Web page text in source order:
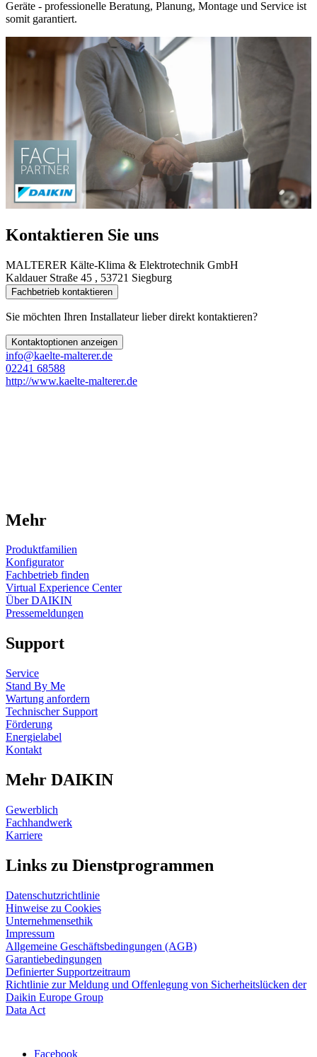
Geräte - professionelle Beratung, Planung, Montage und Service ist
somit garantiert.
Kontaktieren Sie uns
MALTERER Kälte-Klima & Elektrotechnik GmbH
Kaldauer Straße 45 , 53721 Siegburg
Fachbetrieb kontaktieren
Sie möchten Ihren Installateur lieber direkt kontaktieren?
Kontaktoptionen anzeigen
info@kaelte-malterer.de
02241 68588
http://www.kaelte-malterer.de
Mehr
Produktfamilien
Konfigurator
Fachbetrieb finden
Virtual Experience Center
Über DAIKIN
Pressemeldungen
Support
Service
Stand By Me
Wartung anfordern
Technischer Support
Förderung
Energielabel
Kontakt
Mehr DAIKIN
Gewerblich
Fachhandwerk
Karriere
Links zu Dienstprogrammen
Datenschutzrichtlinie
Hinweise zu Cookies
Unternehmensethik
Impressum
Allgemeine Geschäftsbedingungen (AGB)
Garantiebedingungen
Definierter Supportzeitraum
Richtlinie zur Meldung und Offenlegung von Sicherheitslücken der
Daikin Europe Group
Data Act
Facebook